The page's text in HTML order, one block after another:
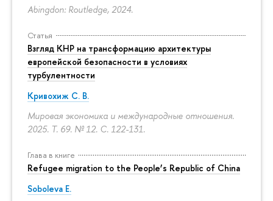
Abingdon: Routledge, 2024.
Статья
Взгляд КНР на трансформацию архитектуры
европейской безопасности в условиях
турбулентности
Кривохиж С. В.
Мировая экономика и международные отношения.
2025. Т. 69. № 12. С. 122-131.
Глава в книге
Refugee migration to the People’s Republic of China
Soboleva E.